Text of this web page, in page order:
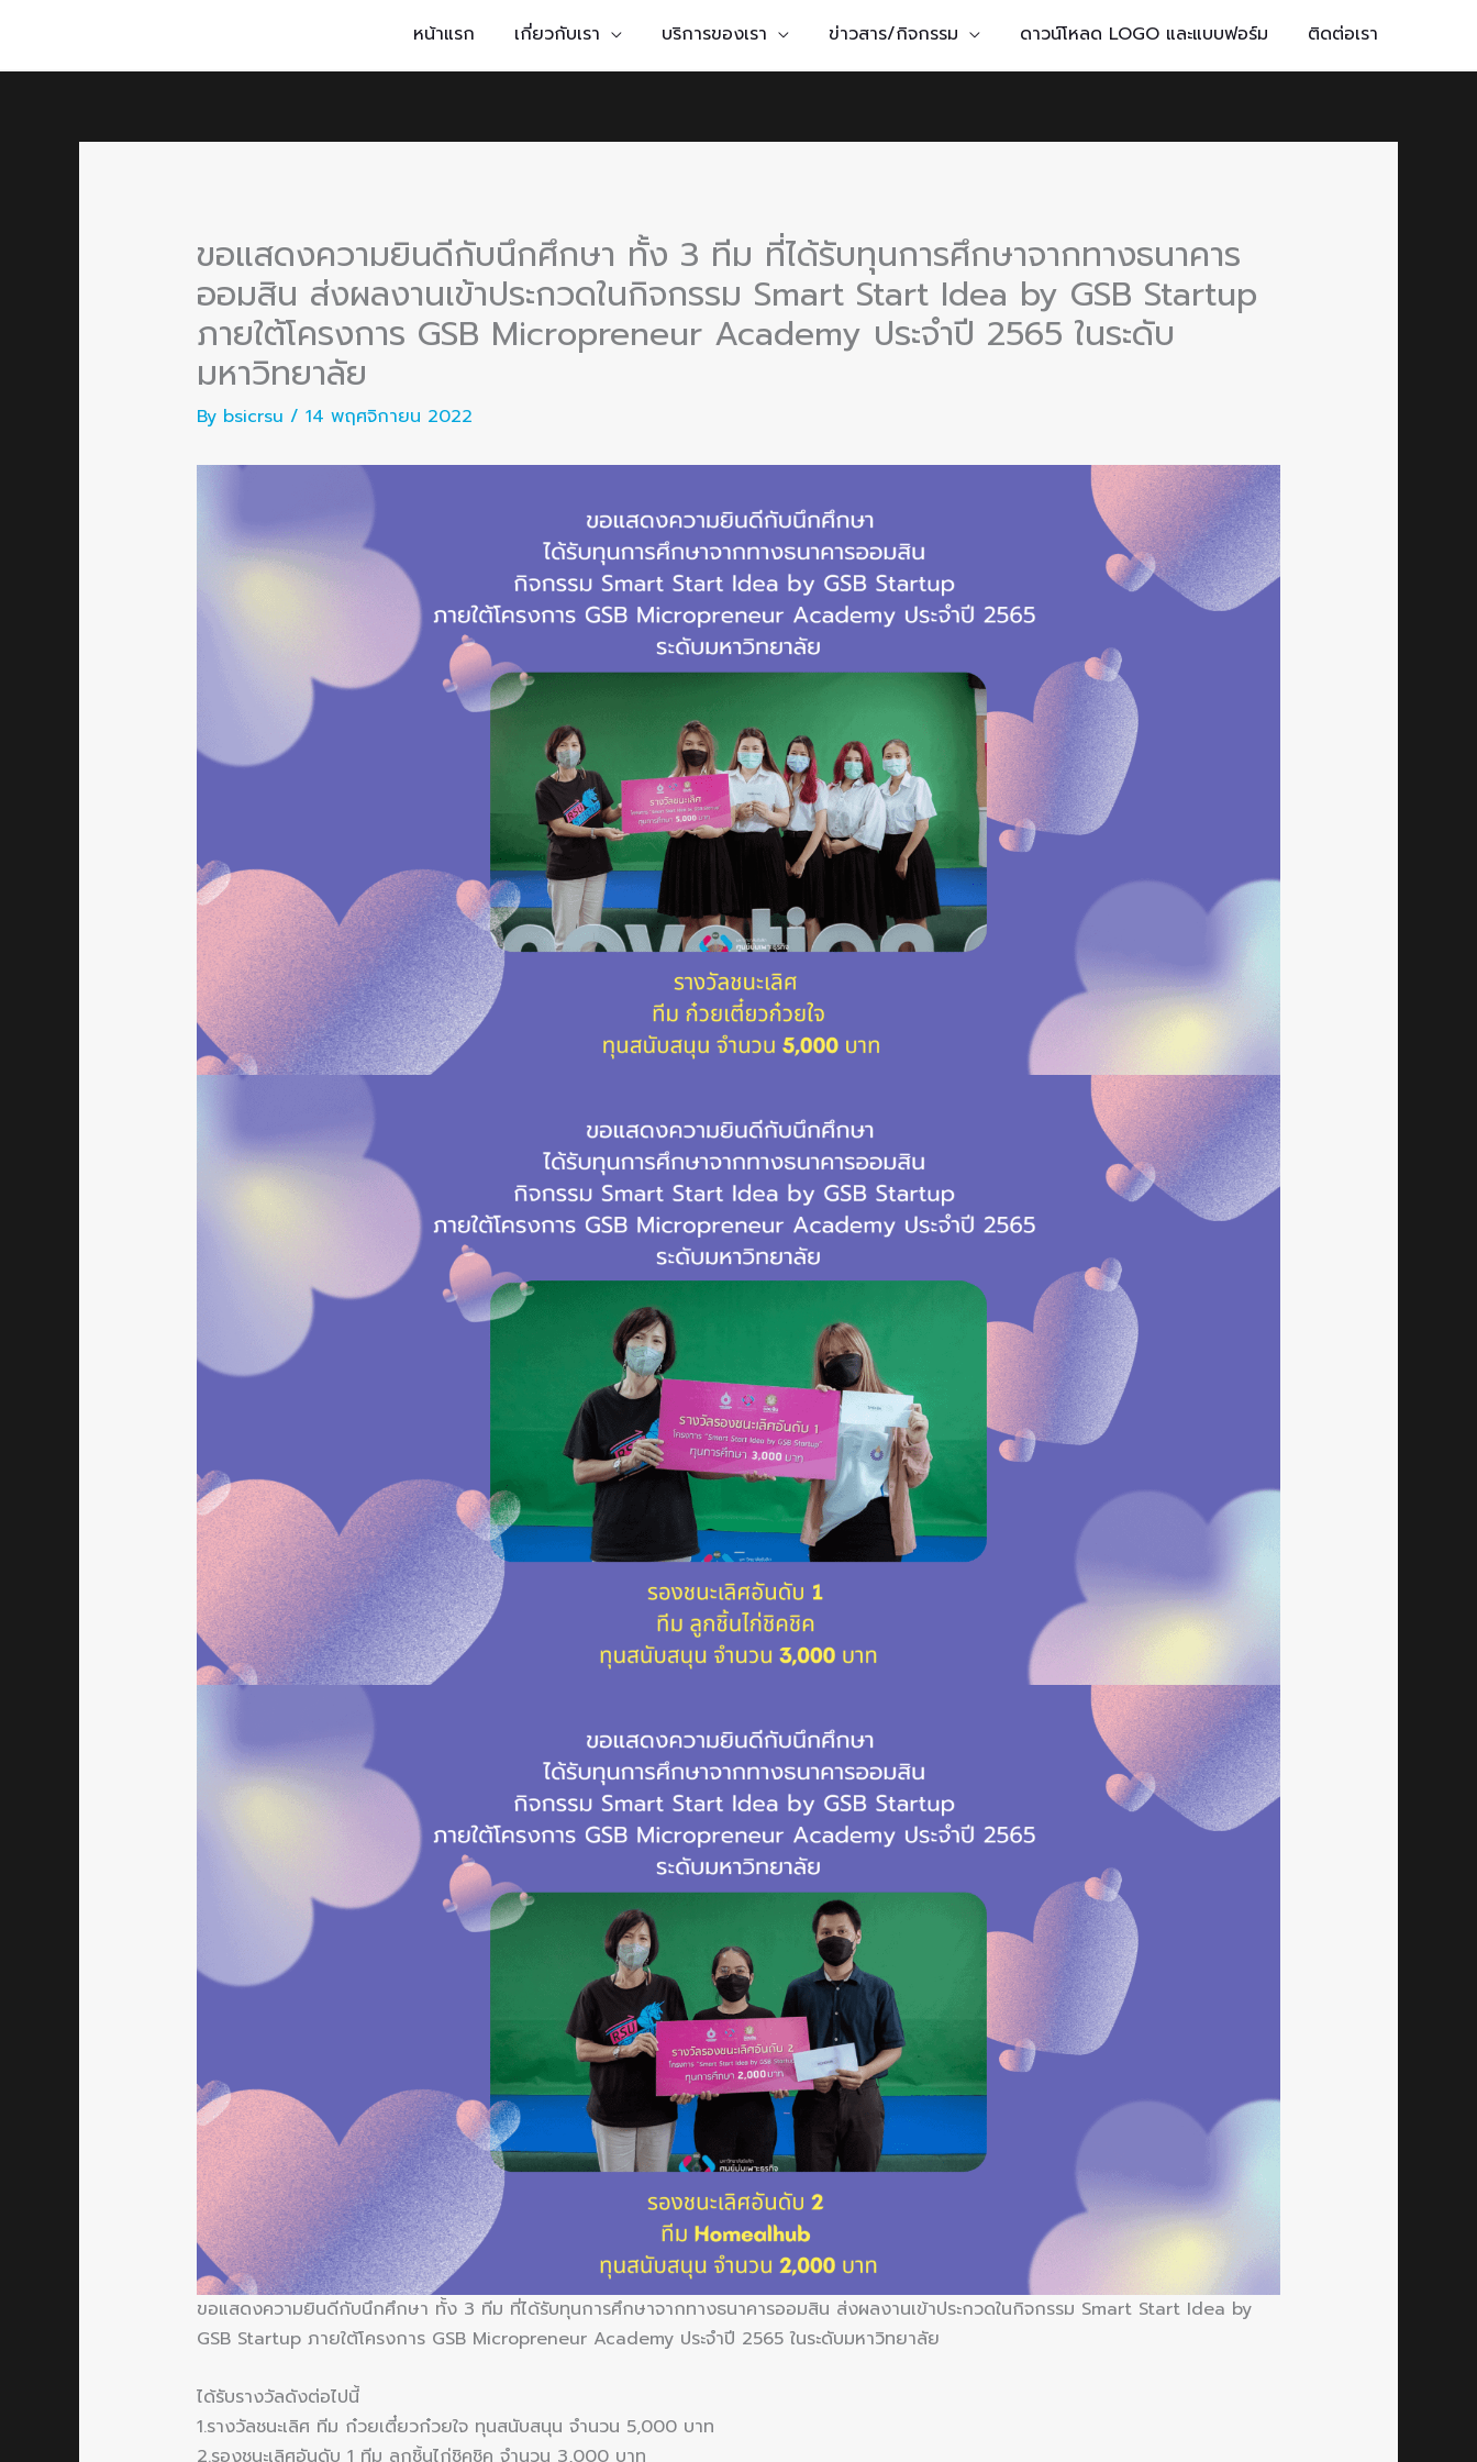
content
หน้าแรก เกี่ยวกับเรา บริการของเรา ข่าวสาร/กิจกรรม ดาวน์โหลด LOGO และแบบฟอร์ม ติดต่อเรา
ขอแสดงความยินดีกับนึกศึกษา ทั้ง 3 ทีม ที่ได้รับทุนการศึกษาจากทางธนาคาร
ออมสิน ส่งผลงานเข้าประกวดในกิจกรรม Smart Start Idea by GSB Startup
ภายใต้โครงการ GSB Micropreneur Academy ประจำปี 2565 ในระดับ
มหาวิทยาลัย
By bsicrsu / 14 พฤศจิกายน 2022
ขอแสดงความยินดีกับนึกศึกษา ทั้ง 3 ทีม ที่ได้รับทุนการศึกษาจากทางธนาคารออมสิน ส่งผลงานเข้าประกวดในกิจกรรม Smart Start Idea by
GSB Startup ภายใต้โครงการ GSB Micropreneur Academy ประจำปี 2565 ในระดับมหาวิทยาลัย
ได้รับรางวัลดังต่อไปนี้
1.รางวัลชนะเลิศ ทีม ก๋วยเตี๋ยวก๋วยใจ ทุนสนับสนุน จำนวน 5,000 บาท
2.รองชนะเลิศอันดับ 1 ทีม ลูกชิ้นไก่ชิคชิค จำนวน 3,000 บาท